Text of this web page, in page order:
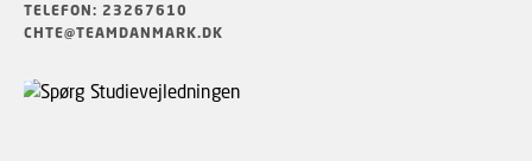
TELEFON: 23267610
CHTE@TEAMDANMARK.DK